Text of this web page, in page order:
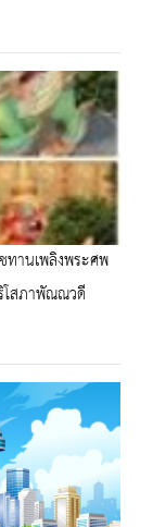
านเพลิงพระศพ
โสภาพัณณวดี